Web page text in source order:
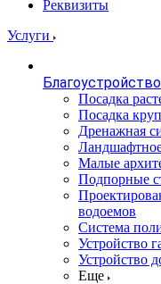
Реквизиты
Услуги
Посадка
Посадка
Дренажная
Малые
Подпорные
водоемов
Система
Устройство
Устройство
Еще